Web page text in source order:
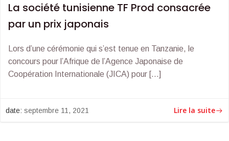
La société tunisienne TF Prod consacrée
par un prix japonais
Lors d’une cérémonie qui s’est tenue en Tanzanie, le
concours pour l’Afrique de l’Agence Japonaise de
Coopération Internationale (JICA) pour […]
date: septembre 11, 2021 Lire la suite